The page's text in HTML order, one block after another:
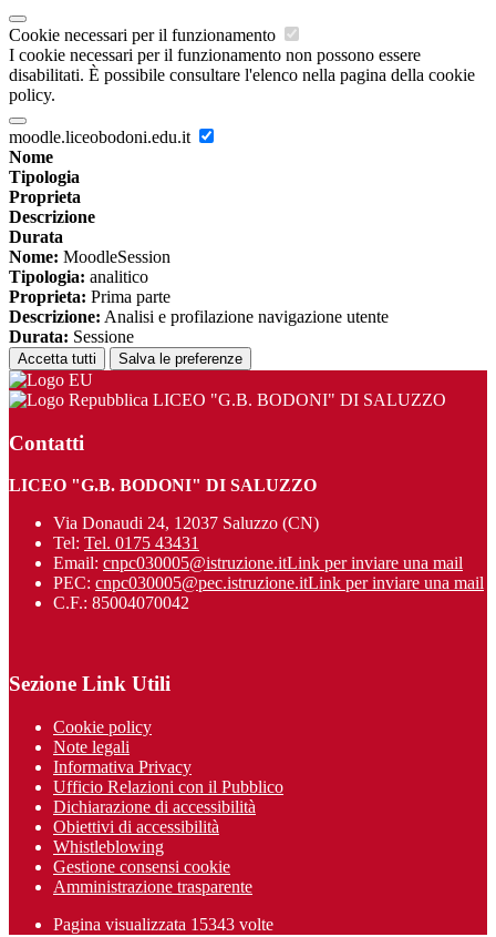
Cookie necessari per il funzionamento
I cookie necessari per il funzionamento non possono essere
disabilitati. È possibile consultare l'elenco nella pagina della cookie
policy.
moodle.liceobodoni.edu.it
Nome
Tipologia
Proprieta
Descrizione
Durata
Nome: MoodleSession
Tipologia: analitico
Proprieta: Prima parte
Descrizione: Analisi e profilazione navigazione utente
Durata: Sessione
Accetta tutti Salva le preferenze
LICEO "G.B. BODONI" DI SALUZZO
Contatti
LICEO "G.B. BODONI" DI SALUZZO
Via Donaudi 24, 12037 Saluzzo (CN)
Tel: Tel. 0175 43431
Email: cnpc030005@istruzione.itLink per inviare una mail
PEC: cnpc030005@pec.istruzione.itLink per inviare una mail
C.F.: 85004070042
Sezione Link Utili
Cookie policy
Note legali
Informativa Privacy
Ufficio Relazioni con il Pubblico
Dichiarazione di accessibilità
Obiettivi di accessibilità
Whistleblowing
Gestione consensi cookie
Amministrazione trasparente
Pagina visualizzata 15343 volte